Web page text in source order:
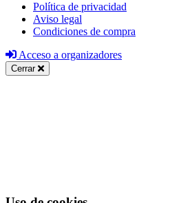
Política de privacidad
Aviso legal
Condiciones de compra
Acceso a organizadores
Cerrar